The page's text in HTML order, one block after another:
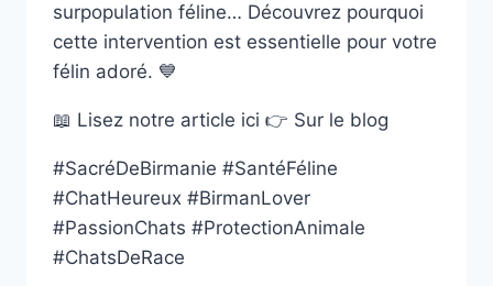
surpopulation féline… Découvrez pourquoi
cette intervention est essentielle pour votre
félin adoré. 💙
📖 Lisez notre article ici 👉 Sur le blog
#SacréDeBirmanie #SantéFéline
#ChatHeureux #BirmanLover
#PassionChats #ProtectionAnimale
#ChatsDeRace